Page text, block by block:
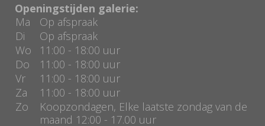
Openingstijden galerie:
Ma
Op afspraak
Di
Op afspraak
Wo
11:00 - 18:00 uur
Do
11:00 - 18:00 uur
Vr
11:00 - 18:00 uur
Za
11:00 - 18:00 uur
Zo
Koopzondagen, Elke laatste zondag van de
maand 12:00 - 17.00 uur